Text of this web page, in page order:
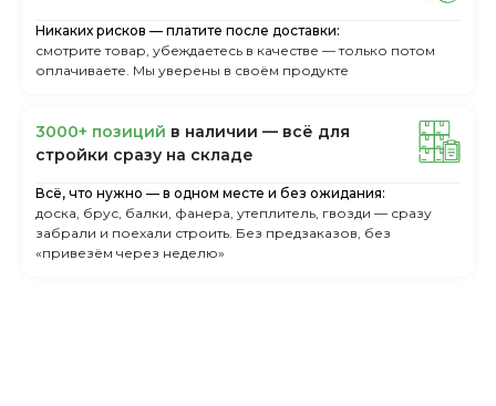
Никаких рисков — платите после доставки:
смотрите товар, убеждаетесь в качестве — только потом
оплачиваете. Мы уверены в своём продукте
3000+ пoзиций в нaличии — вcё для
cтpoйки cpaзу нa cклaдe
Всё, что нужно — в одном месте и без ожидания:
доска, брус, балки, фанера, утеплитель, гвозди — сразу
забрали и поехали строить. Без предзаказов, без
«привезём через неделю»